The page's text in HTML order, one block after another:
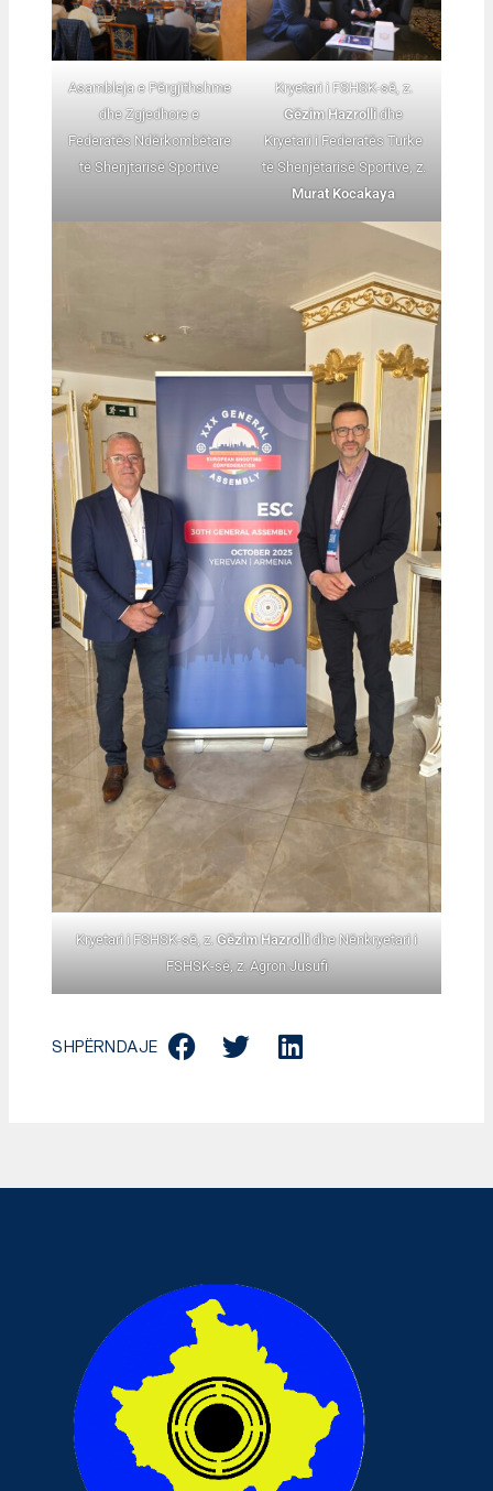
Asambleja e Përgjithshme
dhe Zgjedhore e
Federatës Ndërkombëtare
të Shenjtarisë Sportive
Kryetari i FSHSK-së, z.
Gëzim Hazrolli dhe
Kryetari i Federatës Turke
të Shenjëtarisë Sportive, z.
Murat Kocakaya
Kryetari i FSHSK-së, z.Gëzim Hazrollidhe Nënkryetari i
FSHSK-së, z. Agron Jusufi
SHPËRNDAJE